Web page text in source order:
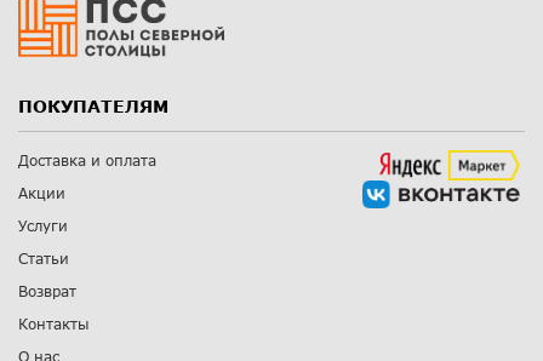
ПОКУПАТЕЛЯМ
Доставка и оплата
Акции
Услуги
Статьи
Возврат
Контакты
О нас